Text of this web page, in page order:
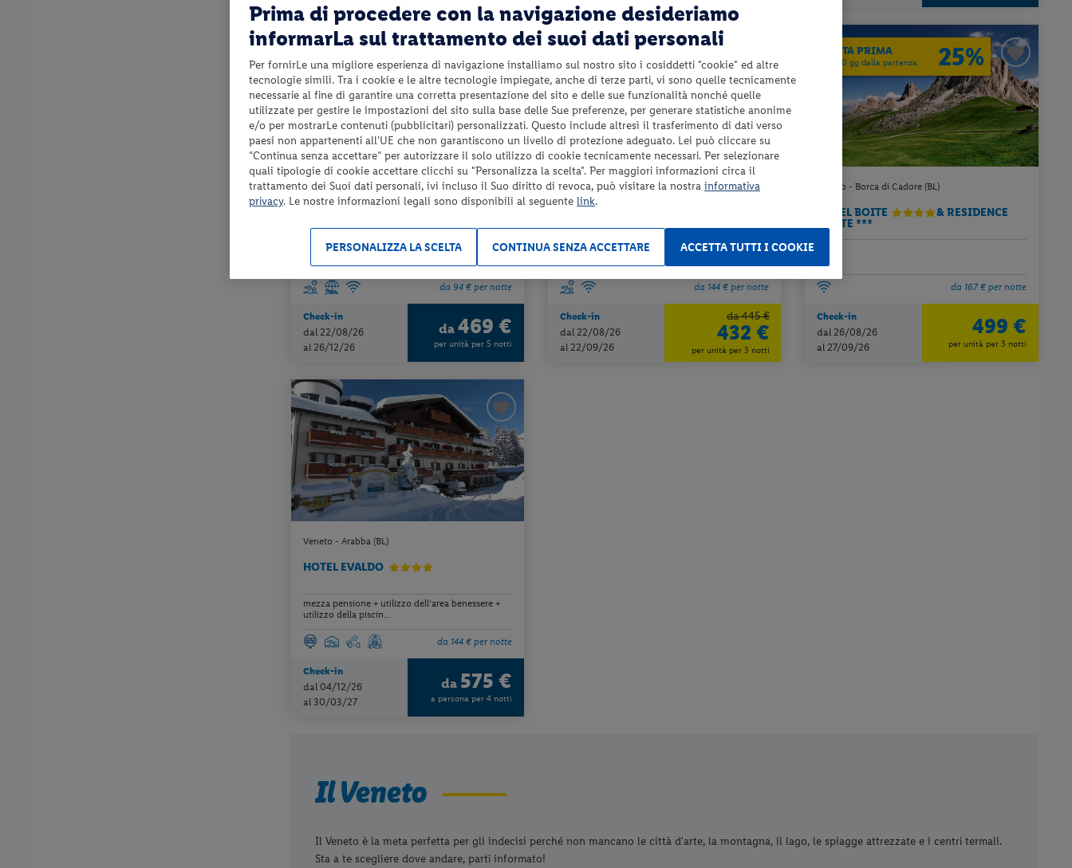
Veneto - Bibione (VE)
affitto + utilizzo della piscina scoperta + servizio
da 94 € per notte
Check-in
dal 22/08/26
al 26/12/26
da469 €
per unità per 5 notti
ENTRO IL 26/09/2026 3%
Veneto - Bibione (VE)
affitto + utilizzo della piscina scoperta
da 144 € per notte
Check-in
dal 22/08/26
al 22/09/26
da 445 €
432 €
per unità per 3 notti
PRENOTA PRIMA
ENTRO 60 gg dalla partenza 25%
Veneto - Borca di Cadore (BL)
HOTEL BOITE
& RESIDENCE
CORTE ***
da 167 € per notte
Check-in
dal 26/08/26
al 27/09/26
499 €
per unità per 3 notti
Veneto - Arabba (BL)
HOTEL EVALDO
mezza pensione + utilizzo dell’area benessere +
utilizzo della piscin...
da 144 € per notte
Check-in
dal 04/12/26
al 30/03/27
da 575 €
a persona per 4 notti
Il Veneto
Il Veneto è la meta perfetta per gli indecisi perché non mancano le città d'arte, la montagna, il lago, le spiagge attrezzate e i centri termali.
Sta a te scegliere dove andare, parti informato!
Prima di procedere con la navigazione desideriamo
informarLa sul trattamento dei suoi dati personali
Per fornirLe una migliore esperienza di navigazione installiamo sul nostro sito i cosiddetti "cookie" ed altre
tecnologie simili. Tra i cookie e le altre tecnologie impiegate, anche di terze parti, vi sono quelle tecnicamente
necessarie al fine di garantire una corretta presentazione del sito e delle sue funzionalità nonché quelle
utilizzate per gestire le impostazioni del sito sulla base delle Sue preferenze, per generare statistiche anonime
e/o per mostrarLe contenuti (pubblicitari) personalizzati. Questo include altresì il trasferimento di dati verso
paesi non appartenenti all'UE che non garantiscono un livello di protezione adeguato. Lei può cliccare su
“Continua senza accettare” per autorizzare il solo utilizzo di cookie tecnicamente necessari. Per selezionare
quali tipologie di cookie accettare clicchi su "Personalizza la scelta". Per maggiori informazioni circa il
trattamento dei Suoi dati personali, ivi incluso il Suo diritto di revoca, può visitare la nostra informativa
privacy. Le nostre informazioni legali sono disponibili al seguente link.
ACCETTA TUTTI I COOKIE
CONTINUA SENZA ACCETTARE
PERSONALIZZA LA SCELTA